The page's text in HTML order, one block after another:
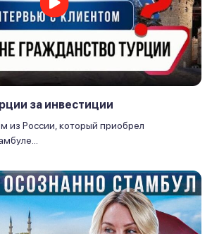
за инвестиции
из России, который приобрел